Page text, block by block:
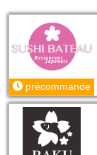
précommande